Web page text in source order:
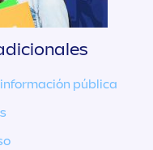
pública